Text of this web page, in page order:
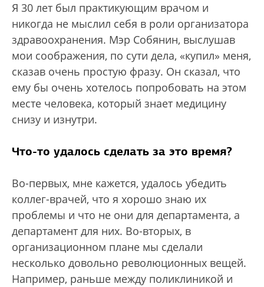
Я 30 лет был практикующим врачом и
никогда не мыслил себя в роли организатора
здравоохранения. Мэр Собянин, выслушав
мои соображения, по сути дела, «купил» меня,
сказав очень простую фразу. Он сказал, что
ему бы очень хотелось попробовать на этом
месте человека, который знает медицину
снизу и изнутри.
Что-то удалось сделать за это время?
Во-первых, мне кажется, удалось убедить
коллег-врачей, что я хорошо знаю их
проблемы и что не они для департамента, а
департамент для них. Во-вторых, в
организационном плане мы сделали
несколько довольно революционных вещей.
Например, раньше между поликлиникой и